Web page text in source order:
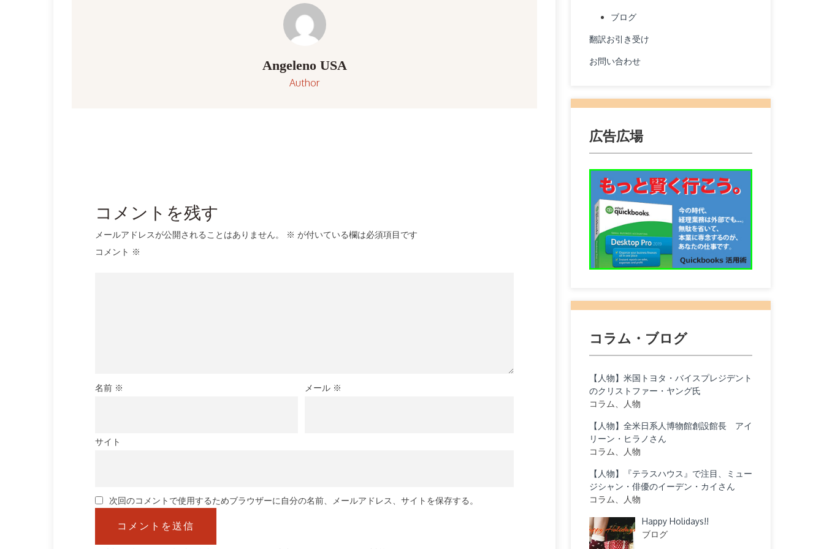
Angeleno USA
Author
コメントを残す
メールアドレスが公開されることはありません。 ※ が付いている欄は必須項目です
コメント ※
名前 ※ メール ※
サイト
次回のコメントで使用するためブラウザーに自分の名前、メールアドレス、サイトを保存する。
ブログ
翻訳お引き受け
お問い合わせ
広告広場
コラム・ブログ
【人物】米国トヨタ・バイスプレジデント
のクリストファー・ヤング氏
コラム、人物
【人物】全米日系人博物館創設館長 アイ
リーン・ヒラノさん
コラム、人物
【人物】『テラスハウス』で注目、ミュー
ジシャン・俳優のイーデン・カイさん
コラム、人物
Happy Holidays!!
ブログ